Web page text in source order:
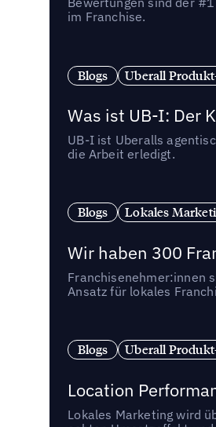
im Franchise.
Blogs Uberall
Was ist UB-I: Der
UB-I ist Uberalls
die Arbeit erledigt.
Blogs Lokales
Wir haben 300
Franchisenehmer:innen
Ansatz für lokales
Blogs Uberall
Location
Lokales Marketing wird